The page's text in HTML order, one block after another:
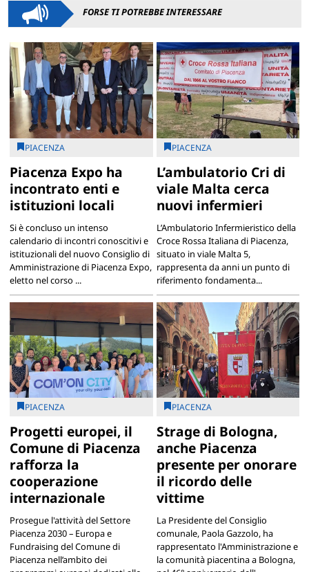
FORSE TI POTREBBE INTERESSARE
PIACENZA
Piacenza Expo ha
incontrato enti e
istituzioni locali
Si è concluso un intenso
calendario di incontri conoscitivi e
istituzionali del nuovo Consiglio di
Amministrazione di Piacenza Expo,
eletto nel corso ...
PIACENZA
L’ambulatorio Cri di
viale Malta cerca
nuovi infermieri
L’Ambulatorio Infermieristico della
Croce Rossa Italiana di Piacenza,
situato in viale Malta 5,
rappresenta da anni un punto di
riferimento fondamenta...
PIACENZA
Progetti europei, il
Comune di Piacenza
rafforza la
cooperazione
internazionale
Prosegue l'attività del Settore
Piacenza 2030 – Europa e
Fundraising del Comune di
Piacenza nell’ambito dei
PIACENZA
Strage di Bologna,
anche Piacenza
presente per onorare
il ricordo delle
vittime
La Presidente del Consiglio
comunale, Paola Gazzolo, ha
rappresentato l'Amministrazione e
la comunità piacentina a Bologna,